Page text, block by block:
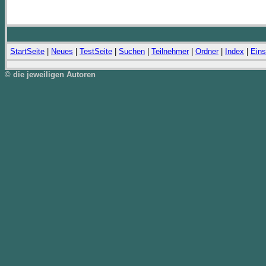
StartSeite Neues TestSeite Suchen Teilnehmer| Ordner| Index
© die jeweiligen Autoren